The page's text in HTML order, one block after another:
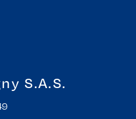
S.A.S.